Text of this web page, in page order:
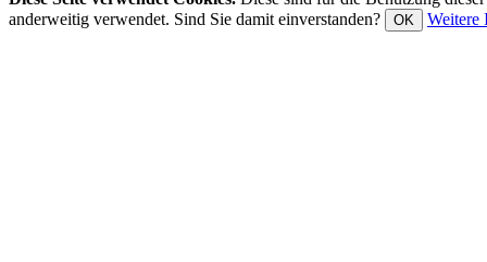
anderweitig verwendet. Sind Sie damit einverstanden?
OK Weitere